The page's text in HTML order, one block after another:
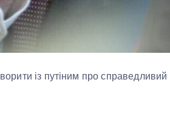
із путіним про